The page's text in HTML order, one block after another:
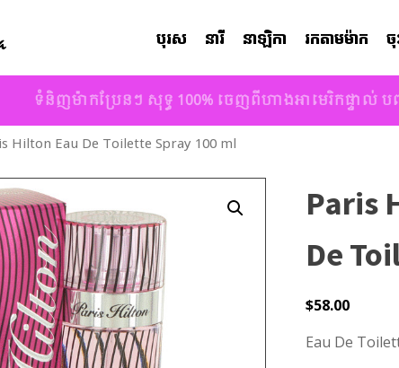
បុរស នារី នាឡិកា រកតាមម៉ាក
ទំនិញម៉ាកប្រែនៗ សុទ្ធ 100% ចេញពីហាងអាមេរិកផ្ទាល់
Hilton Eau De Toilette Spray 100 ml
Paris
De
$58.00
Eau De